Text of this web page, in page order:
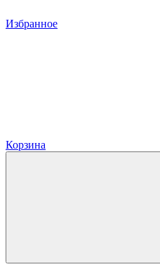
Избранное
Корзина